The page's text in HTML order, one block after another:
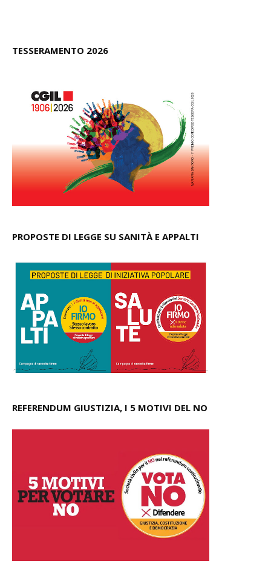
TESSERAMENTO 2026
PROPOSTE DI LEGGE SU SANITÀ E APPALTI
REFERENDUM GIUSTIZIA, I 5 MOTIVI DEL NO